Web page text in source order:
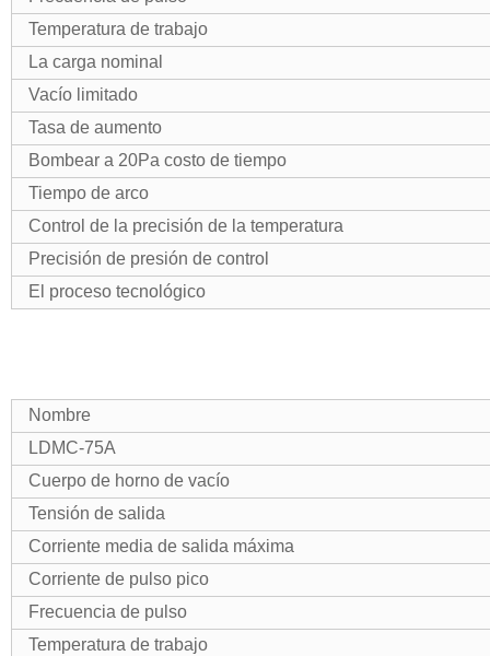
Temperatura de trabajo
La carga nominal
Vacío limitado
Tasa de aumento
Bombear a 20Pa costo de tiempo
Tiempo de arco
Control de la precisión de la temperatura
Precisión de presión de control
El proceso tecnológico
Nombre
LDMC-75A
Cuerpo de horno de vacío
Tensión de salida
Corriente media de salida máxima
Corriente de pulso pico
Frecuencia de pulso
Temperatura de trabajo